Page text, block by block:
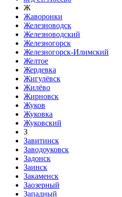
Ж
Жаворонки
Железноводск
Железноводский
Железногорск
Железногорск-Илимский
Желтое
Жердевка
Жигулёвск
Жилёво
Жирновск
Жуков
Жуковка
Жуковский
З
Завитинск
Заводоуковск
Задонск
Заинск
Закаменск
Заозерный
Западный